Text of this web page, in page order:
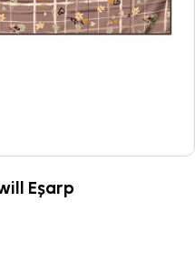
Eşarp